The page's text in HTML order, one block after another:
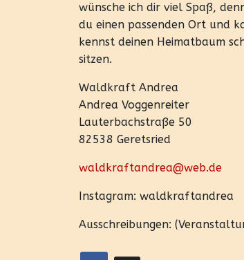
wünsche ich dir viel Spaß,
du einen passenden Ort und
kennst deinen Heimatbaum
sitzen.
Waldkraft Andrea
Andrea Voggenreiter
Lauterbachstraße 50
82538 Geretsried
waldkraftandrea@web.de
Instagram: waldkraftandrea
Ausschreibungen: